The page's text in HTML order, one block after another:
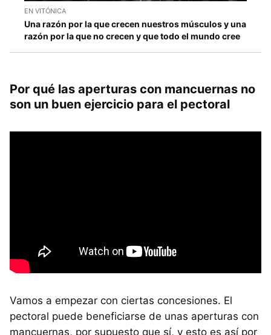
EN VITÓNICA
Una razón por la que crecen nuestros músculos y una
razón por la que no crecen y que todo el mundo cree
Por qué las aperturas con mancuernas no
son un buen ejercicio para el pectoral
Vamos a empezar con ciertas concesiones. El
pectoral puede beneficiarse de unas aperturas con
mancuernas, por supuesto que sí, y esto es así por